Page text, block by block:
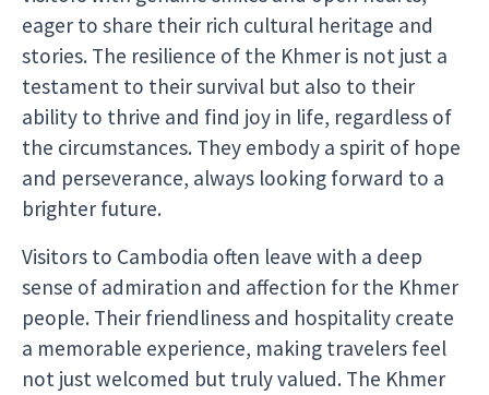
eager to share their rich cultural heritage and
stories. The resilience of the Khmer is not just a
testament to their survival but also to their
ability to thrive and find joy in life, regardless of
the circumstances. They embody a spirit of hope
and perseverance, always looking forward to a
brighter future.
Visitors to Cambodia often leave with a deep
sense of admiration and affection for the Khmer
people. Their friendliness and hospitality create
a memorable experience, making travelers feel
not just welcomed but truly valued. The Khmer